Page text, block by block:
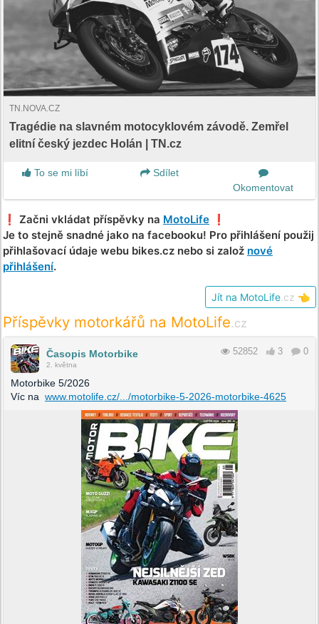
TN.NOVA.CZ
Tragédie na slavném motocyklovém závodě. Zemřel
elitní český jezdec Holán | TN.cz
To se mi líbí
Sdílet
Okomentovat
❗️ Začni vkládat příspěvky na MotoLife ❗️
Je to stejně snadné jako na facebooku! Pro přihlášení použij
přihlašovací údaje webu bikes.cz nebo si založ nové
přihlášení.
Jít na MotoLife .cz 👈
Příspěvky motorkářů na MotoLife.cz
Časopis Motorbike
2. května
52852 3 0
Motorbike 5/2026
Víc na www.motolife.cz/.../motorbike-5-2026-motorbike-4625